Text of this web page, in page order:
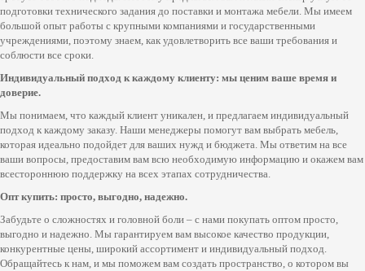
подготовки технического задания до поставки и монтажа мебели. Мы имеем
большой опыт работы с крупными компаниями и государственными
учреждениями, поэтому знаем, как удовлетворить все ваши требования и
соблюсти все сроки.
Индивидуальный подход к каждому клиенту: мы ценим ваше время и
доверие.
Мы понимаем, что каждый клиент уникален, и предлагаем индивидуальный
подход к каждому заказу. Наши менеджеры помогут вам выбрать мебель,
которая идеально подойдет для ваших нужд и бюджета. Мы ответим на все
ваши вопросы, предоставим вам всю необходимую информацию и окажем вам
всестороннюю поддержку на всех этапах сотрудничества.
Опт купить: просто, выгодно, надежно.
Забудьте о сложностях и головной боли – с нами покупать оптом просто,
выгодно и надежно. Мы гарантируем вам высокое качество продукции,
конкурентные цены, широкий ассортимент и индивидуальный подход.
Обращайтесь к нам, и мы поможем вам создать пространство, о котором вы